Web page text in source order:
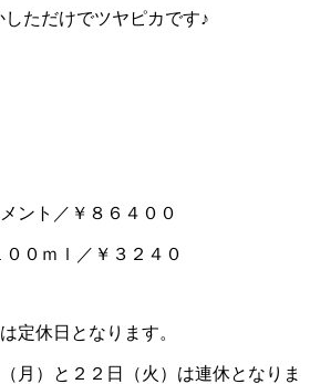
ただけでツヤピカです♪
ント／￥８６４００
０ｍｌ／￥３２４０
定休日となります。
月）と２２日（火）は連休となりま